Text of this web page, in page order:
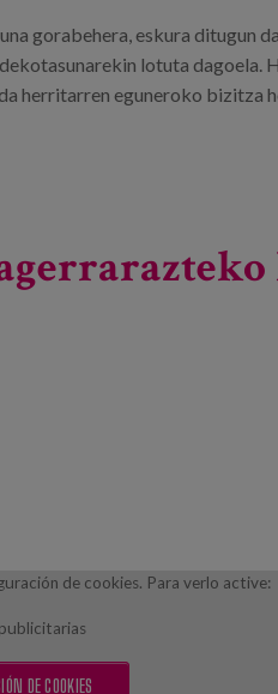
gorabehera, eskura ditugun
lotuta dagoela.
herritarren eguneroko bizitza
de cookies. Para verlo active:
DE COOKIES